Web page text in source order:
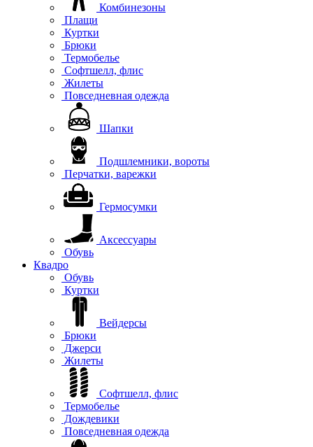
Комбинезоны
Плащи
Куртки
Брюки
Термобелье
Софтшелл, флис
Жилеты
Повседневная одежда
Шапки
Подшлемники, вороты
Перчатки, варежки
Гермосумки
Аксессуары
Обувь
Квадро
Обувь
Куртки
Вейдерсы
Брюки
Джерси
Жилеты
Софтшелл, флис
Термобелье
Дождевики
Повседневная одежда